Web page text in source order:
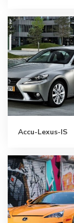
Accu-Lexus-IS